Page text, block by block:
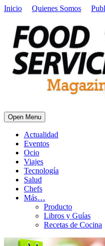
Inicio Quienes Somos
Open Menu
Actualidad
Eventos
Ocio
Viajes
Tecnología
Salud
Chefs
Más…
Producto
Libros y Guías
Recetas de Cocina